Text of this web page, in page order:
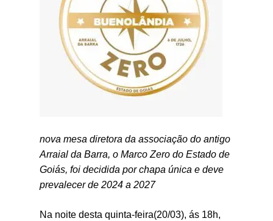
nova mesa diretora da associação do antigo
Arraial da Barra, o Marco Zero do Estado de
Goiás, foi decidida por chapa única e deve
prevalecer de 2024 a 2027
Na noite desta quinta-feira(20/03), ás 18h,